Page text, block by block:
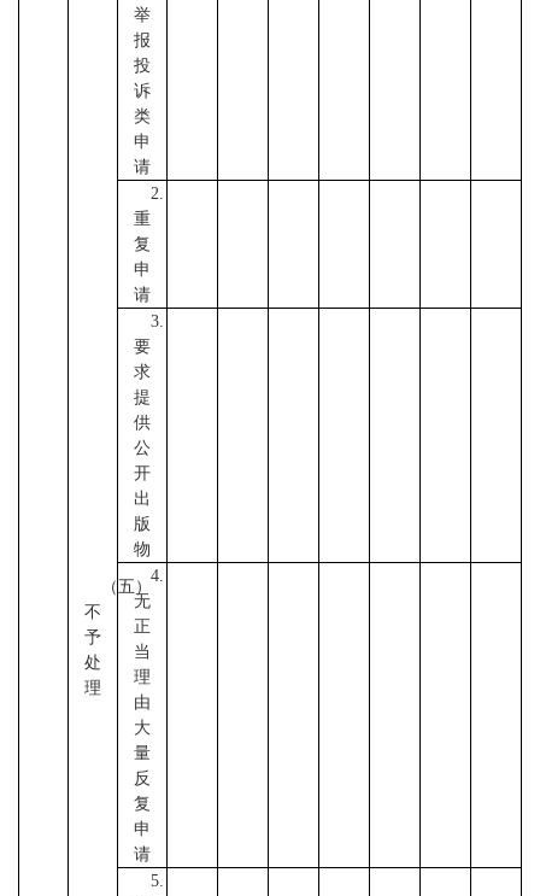
（五）
不
予
处
理
举
报
投
诉
类
申
请
2.
重
复
申
请
3.
要
求
提
供
公
开
出
版
物
4.
无
正
当
理
由
大
量
反
复
申
请
5.